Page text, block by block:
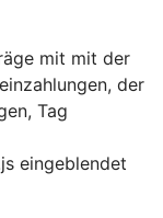
mit mit der
der
Tag
eingeblendet